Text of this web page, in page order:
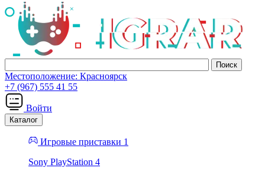
Местоположение: Красноярск
+7 (967) 555 41 55
Войти
Каталог
Игровые приставки 1
Sony PlayStation 4